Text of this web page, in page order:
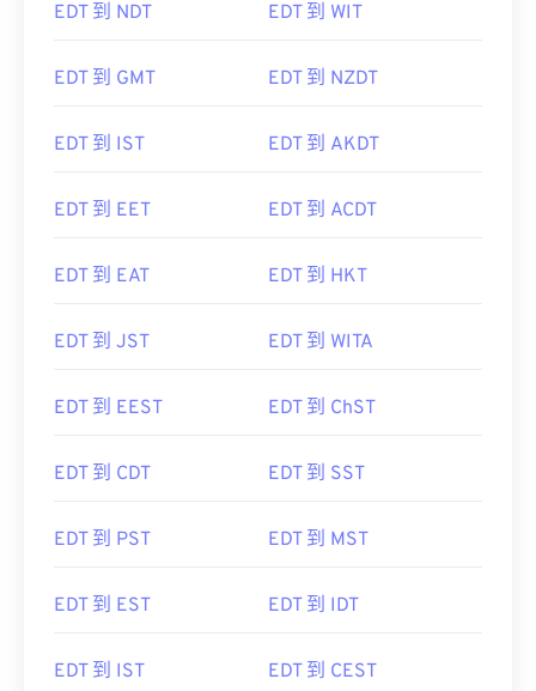
EDT 到 NDT EDT 到 WIT
EDT 到 GMT EDT 到 NZDT
EDT 到 IST EDT 到 AKDT
EDT 到 EET EDT 到 ACDT
EDT 到 EAT EDT 到 HKT
EDT 到 JST EDT 到 WITA
EDT 到 EEST EDT 到 ChST
EDT 到 CDT EDT 到 SST
EDT 到 PST EDT 到 MST
EDT 到 EST EDT 到 IDT
EDT 到 IST EDT 到 CEST